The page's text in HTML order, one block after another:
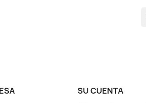
SU CUENTA